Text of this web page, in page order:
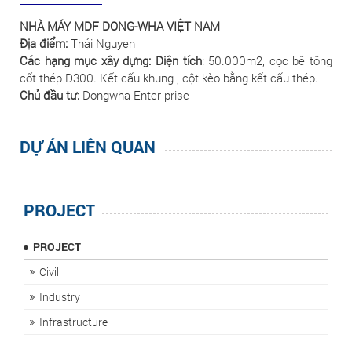
NHÀ MÁY MDF DONG-WHA VIỆT NAM
Địa điểm: Thái Nguyen
Các hạng mục xây dựng: Diện tích: 50.000m2, cọc bê tông
cốt thép D300. Kết cấu khung , cột kèo bằng kết cấu thép.
Chủ đầu tư: Dongwha Enter-prise
DỰ ÁN LIÊN QUAN
PROJECT
PROJECT
Civil
Industry
Infrastructure